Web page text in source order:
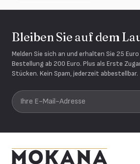
Bleiben Sie auf dem
Melden Sie sich an und erhalten Sie 25
Bestellung ab 200 Euro. Plus als Erste
Stücken. Kein Spam, jederzeit abbestellbar.
Ihre E-Mail-Adresse